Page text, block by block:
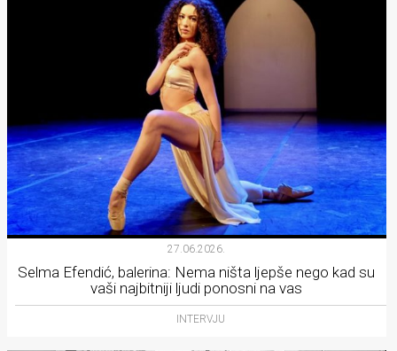
27.06.2026.
Selma Efendić, balerina: Nema ništa ljepše nego kad su
vaši najbitniji ljudi ponosni na vas
INTERVJU